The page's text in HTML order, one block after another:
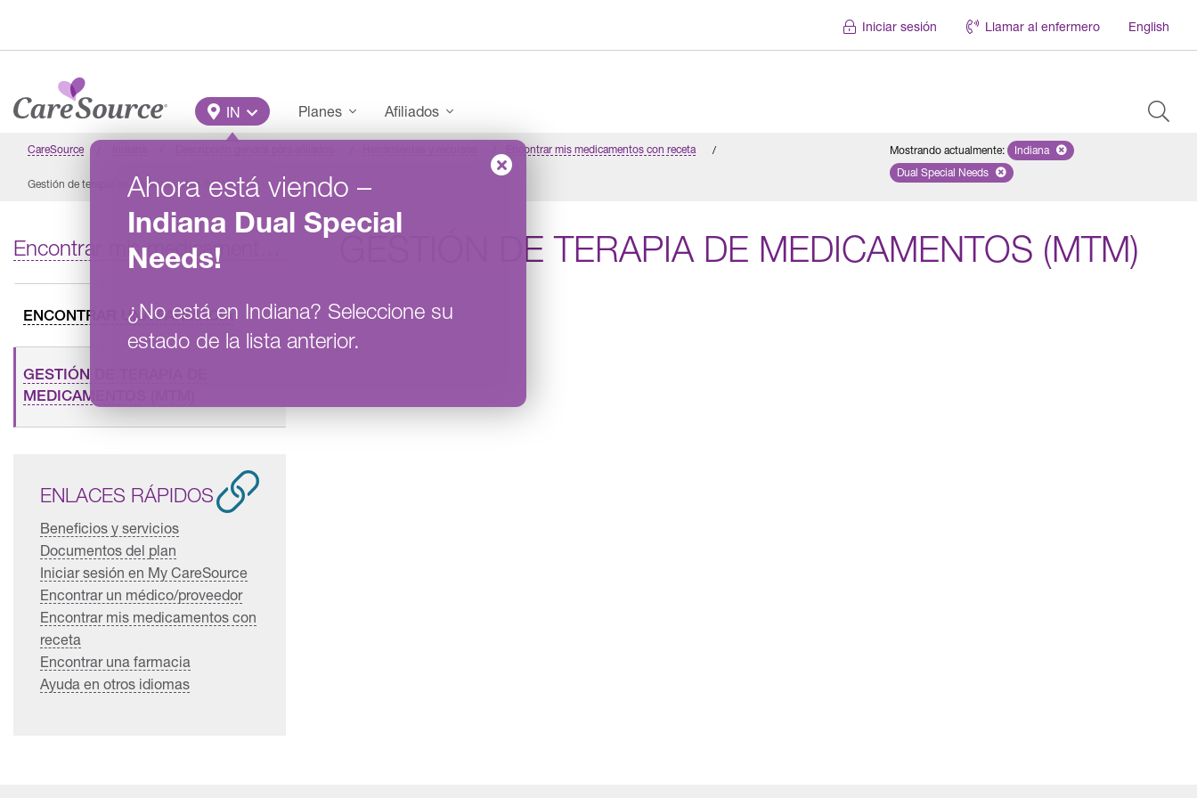
Iniciar sesión Llamar al enfermero English
Main Menu
IN
Ahora está viendo –
Indiana Dual Special
Needs!
¿No está en Indiana? Seleccione su
estado de la lista anterior.
Planes Afiliados
CareSource Encontrar mis medicamentos con receta
Gestión de terapia de medicamentos (MTM)
Mostrando actualmente: Remove selected state 'Indiana'
Indiana
Remove selected plan 'Dual Special Needs'
Dual Special Needs
ENCONTRAR UNA FARMACIA
GESTIÓN DE TERAPIA DE
MEDICAMENTOS (MTM)
ENLACES RÁPIDOS
Beneficios y servicios
Documentos del plan
Iniciar sesión en My CareSource
Encontrar un médico/proveedor
Encontrar mis medicamentos con
receta
Encontrar una farmacia
Ayuda en otros idiomas
GESTIÓN DE TERAPIA DE MEDICAMENTOS (MTM)